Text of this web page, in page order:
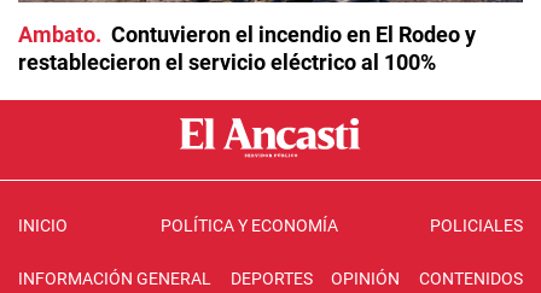
Ambato
Contuvieron el incendio en El Rodeo y
restablecieron el servicio eléctrico al 100%
INICIO POLÍTICA Y ECONOMÍA POLICIALES
INFORMACIÓN GENERAL DEPORTES OPINIÓN CONTENIDOS